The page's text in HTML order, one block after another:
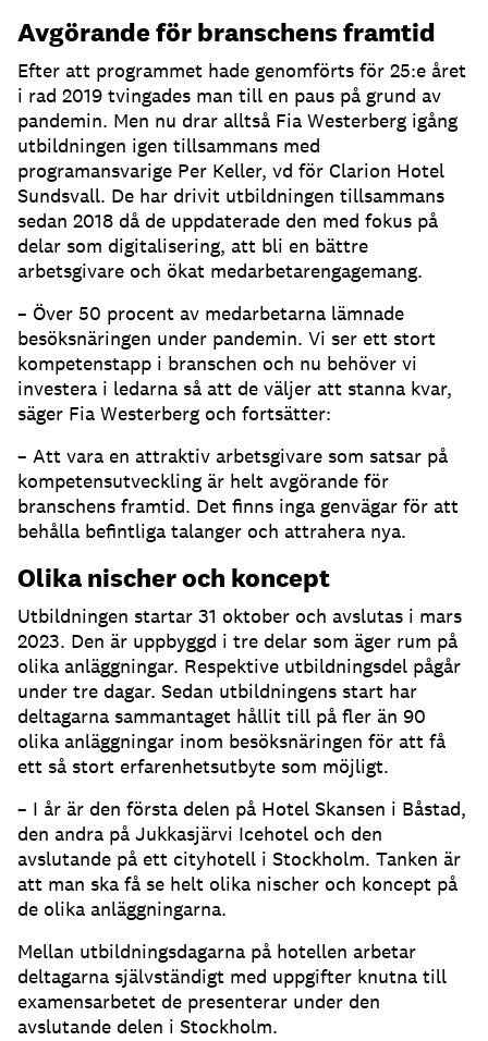
Avgörande för branschens framtid
Efter att programmet hade genomförts för 25:e året
i rad 2019 tvingades man till en paus på grund av
pandemin. Men nu drar alltså Fia Westerberg igång
utbildningen igen tillsammans med
programansvarige Per Keller, vd för Clarion Hotel
Sundsvall. De har drivit utbildningen tillsammans
sedan 2018 då de uppdaterade den med fokus på
delar som digitalisering, att bli en bättre
arbetsgivare och ökat medarbetarengagemang.
– Över 50 procent av medarbetarna lämnade
besöksnäringen under pandemin. Vi ser ett stort
kompetenstapp i branschen och nu behöver vi
investera i ledarna så att de väljer att stanna kvar,
säger Fia Westerberg och fortsätter:
– Att vara en attraktiv arbetsgivare som satsar på
kompetensutveckling är helt avgörande för
branschens framtid. Det finns inga genvägar för att
behålla befintliga talanger och attrahera nya.
Olika nischer och koncept
Utbildningen startar 31 oktober och avslutas i mars
2023. Den är uppbyggd i tre delar som äger rum på
olika anläggningar. Respektive utbildningsdel pågår
under tre dagar. Sedan utbildningens start har
deltagarna sammantaget hållit till på fler än 90
olika anläggningar inom besöksnäringen för att få
ett så stort erfarenhetsutbyte som möjligt.
– I år är den första delen på Hotel Skansen i Båstad,
den andra på Jukkasjärvi Icehotel och den
avslutande på ett cityhotell i Stockholm. Tanken är
att man ska få se helt olika nischer och koncept på
de olika anläggningarna.
Mellan utbildningsdagarna på hotellen arbetar
deltagarna självständigt med uppgifter knutna till
examensarbetet de presenterar under den
avslutande delen i Stockholm.